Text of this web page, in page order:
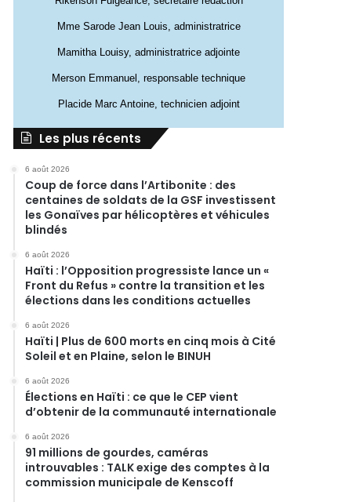
Mme Sarode Jean Louis, administratrice
Mamitha Louisy, administratrice adjointe
Merson Emmanuel, responsable technique
Placide Marc Antoine, technicien adjoint
Les plus récents
6 août 2026
Coup de force dans l’Artibonite : des
centaines de soldats de la GSF investissent
les Gonaïves par hélicoptères et véhicules
blindés
6 août 2026
Haïti : l’Opposition progressiste lance un «
Front du Refus » contre la transition et les
élections dans les conditions actuelles
6 août 2026
Haïti | Plus de 600 morts en cinq mois à Cité
Soleil et en Plaine, selon le BINUH
6 août 2026
Élections en Haïti : ce que le CEP vient
d’obtenir de la communauté internationale
6 août 2026
91 millions de gourdes, caméras
introuvables : TALK exige des comptes à la
commission municipale de Kenscoff